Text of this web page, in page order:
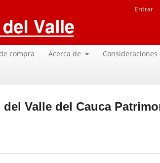
compra Acerca de
Entrar
Valle del Cauca